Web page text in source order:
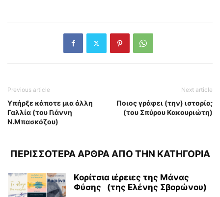
Previous article
Υπήρξε κάποτε μια άλλη
Γαλλία (του Γιάννη
Ν.Μπασκόζου)
Next article
Ποιος γράφει (την) ιστορία;
(του Σπύρου Κακουριώτη)
ΠΕΡΙΣΣΟΤΕΡΑ ΑΡΘΡΑ ΑΠΟ ΤΗΝ ΚΑΤΗΓΟΡΙΑ
Κορίτσια ιέρειες της Μάνας
Φύσης (της Ελένης Σβορώνου)